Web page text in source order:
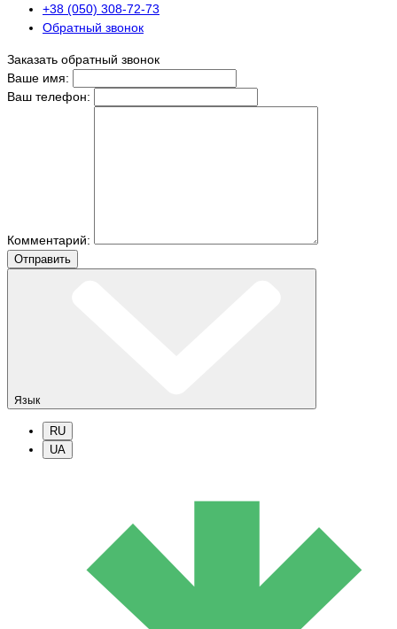
+38 (050) 308-72-73
Обратный звонок
Заказать обратный звонок
Ваше имя:
Ваш телефон:
Комментарий:
Отправить
Язык
RU
UA